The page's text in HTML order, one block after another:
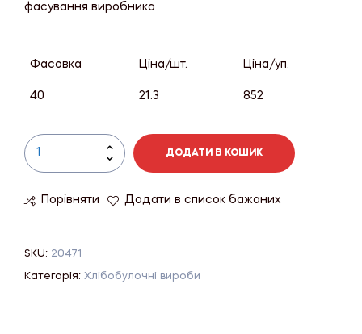
фасування виробника
Фасовка Ціна/шт. Ціна/уп.
40 21.3 852
ДОДАТИ В КОШИК
Порівняти Додати в список бажаних
SKU: 20471
Категорія: Хлібобулочні вироби